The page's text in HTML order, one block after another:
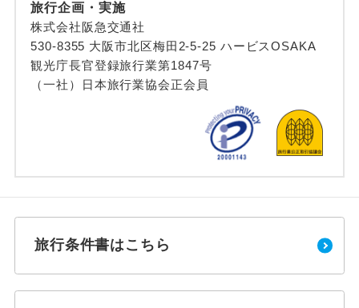
旅行企画・実施
株式会社阪急交通社
530-8355 大阪市北区梅田2-5-25 ハービスOSAKA
観光庁長官登録旅行業第1847号
（一社）日本旅行業協会正会員
旅行条件書はこちら